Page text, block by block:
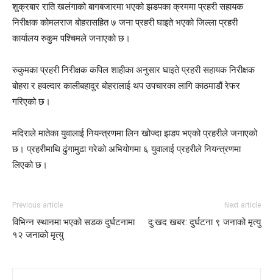
शुक्रबार राति खलंगाको बागबजारमा भएको झडपका क्रममा प्रहरी सहायक
निरीक्षक कोमलराज बोहरासहित ७ जना प्रहरी घाइते भएको जिल्ला प्रहरी
कार्यालय रुकुम पश्चिमले जनाएको छ।
रुकुमका प्रहरी निरीक्षक कपिल शाहीका अनुसार घाइते प्रहरी सहायक निरीक्षक
बोहरा र हवल्दार कालीबहादुर बोहरालाई थप उपचारका लागि काठमाडौं रेफर
गरिएको छ।
मदिराले मातेका युवालाई नियन्त्रणमा लिन खोज्दा झडप भएको प्रहरीले जनाएको
छ। प्रहरीमाथि ढुंगामुढा गरेको अभियोगमा ६ युवालाई प्रहरीले नियन्त्रणमा
लिएको छ।
Previous article
विभिन्न स्थानमा भएको सडक दुर्घटनामा
१२ जनाको मृत्यु
Next article
दु:खद खबर: दुर्घटना ९ जनाको मृत्यु